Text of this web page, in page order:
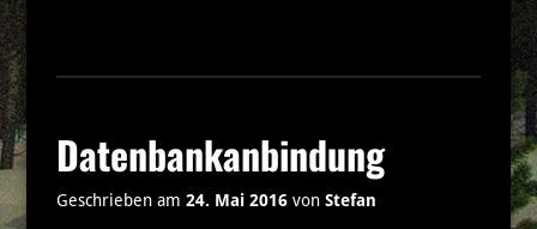
Datenbankanbindung
Geschrieben am 24. Mai 2016von Stefan